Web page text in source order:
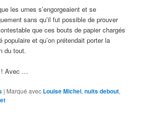
les urnes s’engorgeaient et se
sans qu’il fut possible de prouver
que ces bouts de papier chargés
populaire et qu’on prétendait porter la
du tout.
! Avec …
| Marqué avec Louise Michel,nuits debout,